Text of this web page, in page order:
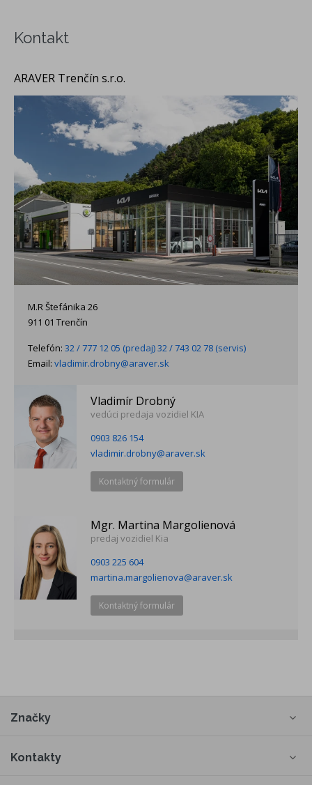
Kontakt
ARAVER Trenčín s.r.o.
M.R Štefánika 26
911 01 Trenčín
Telefón: 32 / 777 12 05 (predaj) 32 / 743 02 78 (servis)
Email: vladimir.drobny@araver.sk
Vladimír Drobný
vedúci predaja vozidiel KIA
0903 826 154
vladimir.drobny@araver.sk
Kontaktný formulár
Mgr. Martina Margolienová
predaj vozidiel Kia
0903 225 604
martina.margolienova@araver.sk
Kontaktný formulár
Značky
Kontakty